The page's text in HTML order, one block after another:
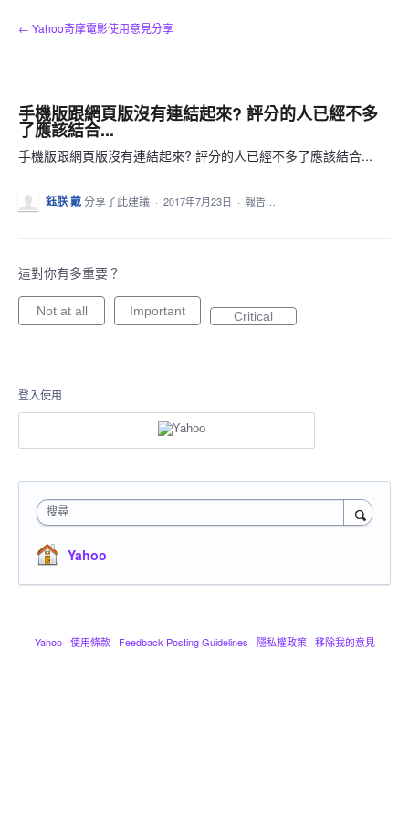
到
← Yahoo奇摩電影使用意見分享
手機版跟網頁版沒有連結起來? 評分的人已經不多
了應該結合...
手機版跟網頁版沒有連結起來? 評分的人已經不多了應該結合...
鈺朕 戴分享了此建議 · 2017年7月23日 · 報告…
這對你有多重要？
Not at all Important Critical
登入使用
搜尋
Yahoo
Yahoo · 使用條款 · Feedback Posting Guidelines · 隱私權政策 · 移除我的意見